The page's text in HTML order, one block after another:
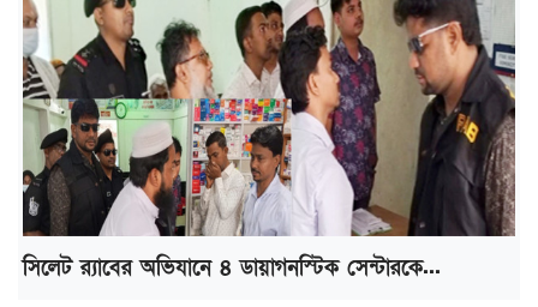
সিলেট র‌্যাবের অভিযানে ৪ ডায়াগনস্টিক সেন্টারকে...